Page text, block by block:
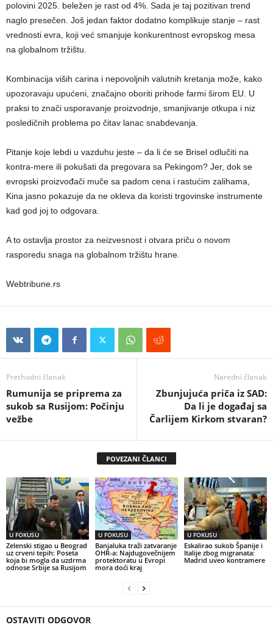
polovini 2025. beležen je rast od 4%. Sada je taj pozitivan trend
naglo presečen. Još jedan faktor dodatno komplikuje stanje – rast
vrednosti evra, koji već smanjuje konkurentnost evropskog mesa
na globalnom tržištu.
Kombinacija viših carina i nepovoljnih valutnih kretanja može, kako
upozoravaju upućeni, značajno oboriti prihode farmi širom EU. U
praksi to znači usporavanje proizvodnje, smanjivanje otkupa i niz
posledičnih problema po čitav lanac snabdevanja.
Pitanje koje lebdi u vazduhu jeste – da li će se Brisel odlučiti na
kontra-mere ili pokušati da pregovara sa Pekingom? Jer, dok se
evropski proizvođači muče sa padom cena i rastućim zalihama,
Kina jasno pokazuje da ne okleva da koristi trgovinske instrumente
kad god joj to odgovara.
A to ostavlja prostor za neizvesnost i otvara priču o novom
rasporedu snaga na globalnom tržištu hrane.
Webtribune.rs
Prethodni članak
Rumunija se priprema za
sukob sa Rusijom: Počinju
vežbe
Naredni članak
Zbunjujuća priča iz SAD:
Da li je događaj sa
Čarlijem Kirkom stvaran?
POVEZANI ČLANCI
U FOKUSU
Zelenski stigao u Beograd
uz crveni tepih: Poseta
koja bi mogla da uzdrma
odnose Srbije sa Rusijom
U FOKUSU
Banjaluka traži zatvaranje
OHR-a: Najdugovečnijem
protektoratu u Evropi
mora doći kraj
U FOKUSU
Eskalirao sukob Španije i
Italije zbog migranata:
Madrid uveo kontramere
OSTAVITI ODGOVOR